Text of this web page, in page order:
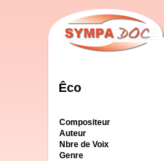
Êco
Compositeur
Auteur
Nbre de Voix
Genre